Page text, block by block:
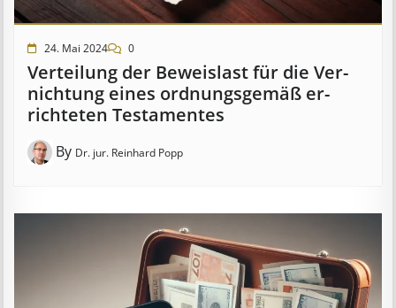
24. Mai 2024 0
Ver­teil­ung der Be­weis­last für die Ver­
nicht­ung eines ord­nungs­ge­mäß er­
richt­et­en Test­ament­es
By Dr. jur. Reinhard Popp